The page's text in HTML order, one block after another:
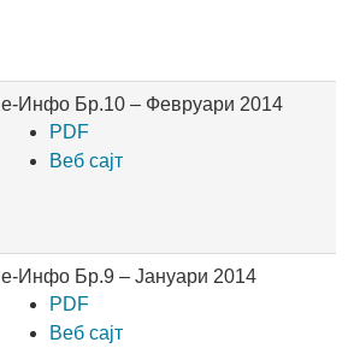
е-Инфо Бр.10 – Февруари 2014
PDF
Веб сајт
е-Инфо Бр.9 – Јануари 2014
PDF
Веб сајт